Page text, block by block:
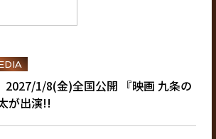
2027/1/8(金)全国公開 『映画 九条の
が出演!!